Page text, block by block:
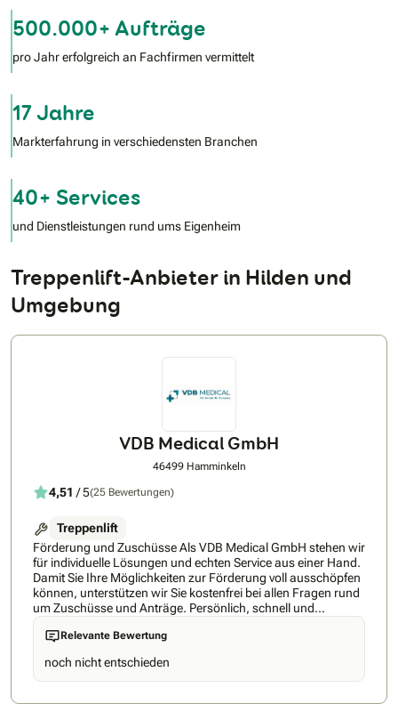
500.000+ Aufträge
pro Jahr erfolgreich an Fachfirmen vermittelt
17 Jahre
Markterfahrung in verschiedensten Branchen
40+ Services
und Dienstleistungen rund ums Eigenheim
Treppenlift-Anbieter in Hilden und
Umgebung
VDB Medical GmbH
46499 Hamminkeln
4,51 / 5(25 Bewertungen)
Treppenlift
Förderung und Zuschüsse Als VDB Medical GmbH stehen wir
für individuelle Lösungen und echten Service aus einer Hand.
Damit Sie Ihre Möglichkeiten zur Förderung voll ausschöpfen
können, unterstützen wir Sie kostenfrei bei allen Fragen rund
um Zuschüsse und Anträge. Persönlich, schnell und
kompetent – genau so, wie man es sich wünscht. Auf
folgende Vorteile bei der VDB Medical GmbH dürfen Sie sich
freuen: • Direktvertrieb – alles aus einer Hand • Eigene
Servicetechniker mit kurzen Reaktionszeiten • Schnellste
Lieferzeit: ab 1 Woche • Bestpreis-Garantie • 24h Rückruf-
Relevante Bewertung
noch nicht entschieden